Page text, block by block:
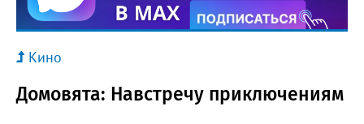
Кино
Домовята: Навстречу приключениям